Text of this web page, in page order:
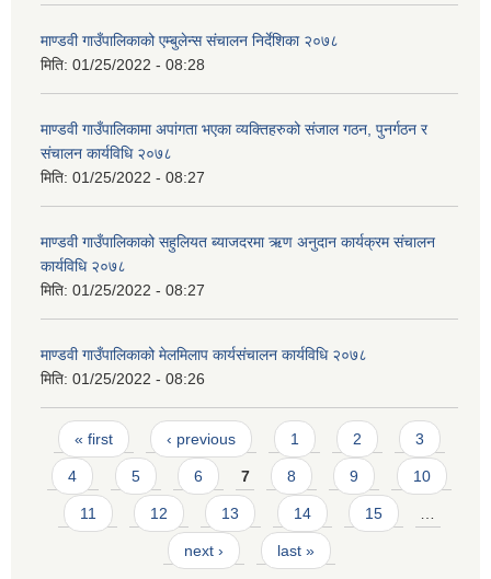
माण्डवी गाउँपालिकाको एम्बुलेन्स संचालन निर्देशिका २०७८
मिति: 01/25/2022 - 08:28
माण्डवी गाउँपालिकामा अपांगता भएका व्यक्तिहरुको संजाल गठन, पुनर्गठन र
संचालन कार्यविधि २०७८
मिति: 01/25/2022 - 08:27
माण्डवी गाउँपालिकाको सहुलियत ब्याजदरमा ऋण अनुदान कार्यक्रम संचालन
कार्यविधि २०७८
मिति: 01/25/2022 - 08:27
माण्डवी गाउँपालिकाको मेलमिलाप कार्यसंचालन कार्यविधि २०७८
मिति: 01/25/2022 - 08:26
Pages
« first ‹ previous 1 2 3
4 5 6 7 8 9 10
11 12 13 14 15
next › last »